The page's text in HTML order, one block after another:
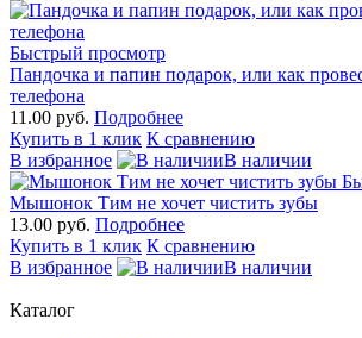
Быстрый просмотр
Пандочка и папин подарок, или как
телефона
11.00 руб. Подробнее
Купить в 1 клик К сравнению
В избранное
В наличии
Мышонок Тим не хочет чистить зубы
13.00 руб. Подробнее
Купить в 1 клик К сравнению
В избранное
В наличии
Каталог